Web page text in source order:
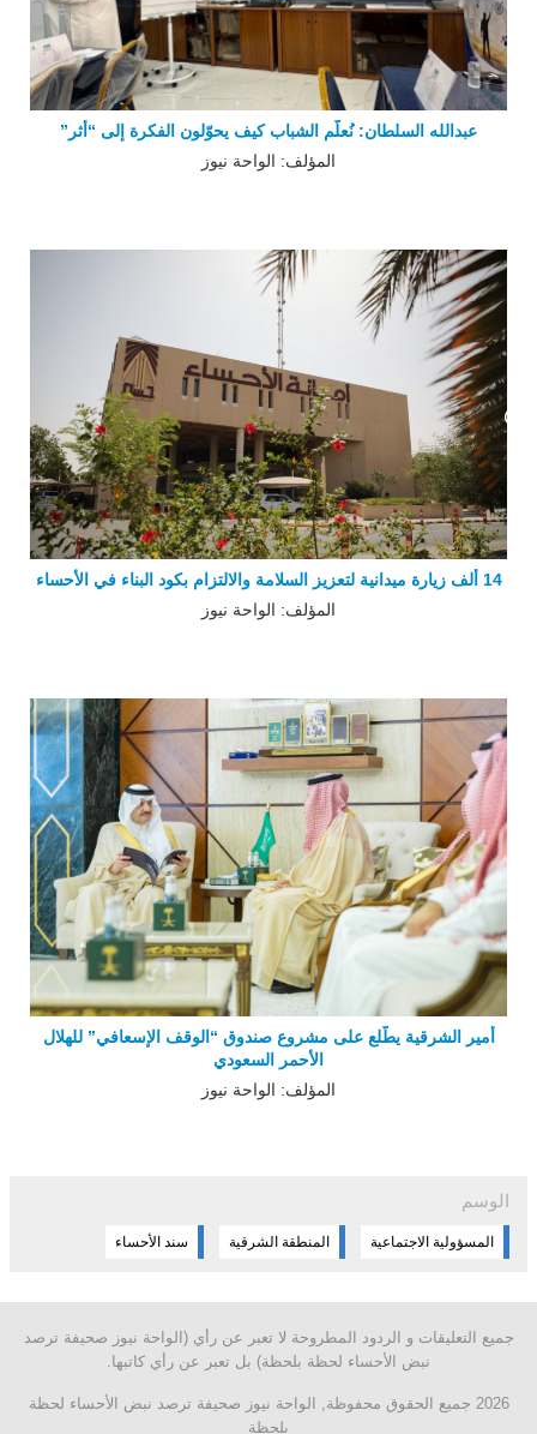
عبدالله السلطان: نُعلّم الشباب كيف يحوّلون الفكرة إلى “أثر”
المؤلف: الواحة نيوز
14 ألف زيارة ميدانية لتعزيز السلامة والالتزام بكود البناء في الأحساء
المؤلف: الواحة نيوز
أمير الشرقية يطّلع على مشروع صندوق “الوقف الإسعافي” للهلال
الأحمر السعودي
المؤلف: الواحة نيوز
الوسم
المسؤولية الاجتماعية المنطقة الشرقية سند الأحساء
جميع التعليقات و الردود المطروحة لا تعبر عن رأي (الواحة نيوز صحيفة ترصد
نبض الأحساء لحظة بلحظة) بل تعبر عن رأي كاتبها.
2026 جميع الحقوق محفوظة, الواحة نيوز صحيفة ترصد نبض الأحساء لحظة
بلحظة